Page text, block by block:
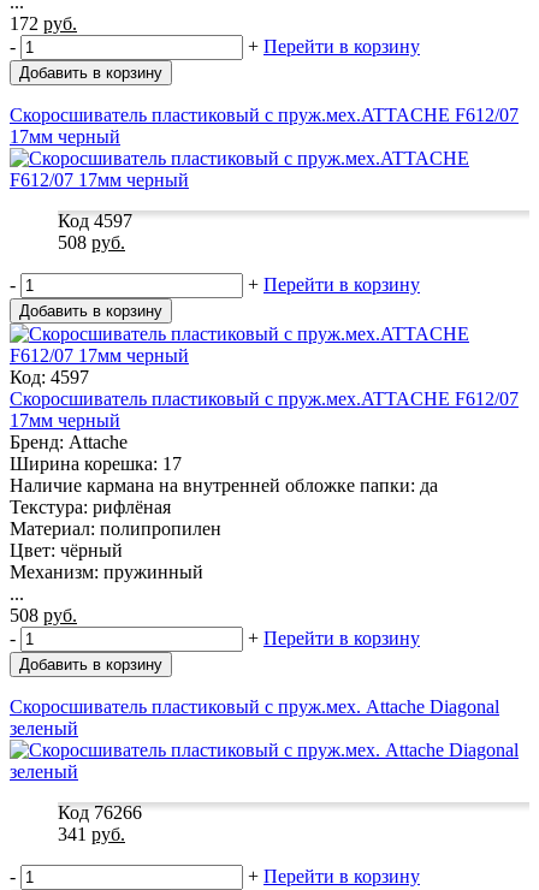
172 руб.
-
+ Перейти в корзину
Добавить в корзину
Скоросшиватель пластиковый с пруж.мех.ATTACHE F612/07
17мм черный
Код 4597
508 руб.
- + Перейти в корзину
Добавить в корзину
Код: 4597
Скоросшиватель пластиковый с пруж.мех.ATTACHE F612/07
17мм черный
Бренд: Attache
Ширина корешка: 17
Наличие кармана на внутренней обложке папки: да
Текстура: рифлёная
Материал: полипропилен
Цвет: чёрный
Механизм: пружинный
...
508 руб.
-
+ Перейти в корзину
Добавить в корзину
Скоросшиватель пластиковый с пруж.мех. Attache Diagonal
зеленый
Код 76266
341 руб.
- + Перейти в корзину